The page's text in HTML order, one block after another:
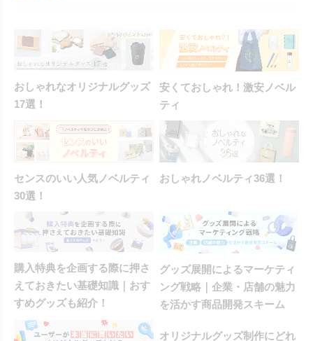
おしゃれなオリジナルグッズ
17選！
安くておしゃれ！激安ノベル
ティ
センスのいい人気ノベルティ
30選！
おしゃれノベルティ36選！
購入特典を企画する際に押さ
えておきたい基礎知識｜おす
すめグッズも紹介！
グッズ展開によるマーケティ
ング戦略｜企業・店舗の魅力
を活かす商品開発スキーム
オリジナルグッズ制作にどれ